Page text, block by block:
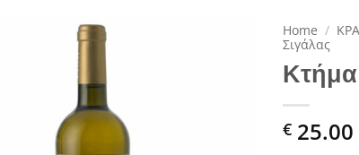
Home /
Σιγάλας
Κτήμα
€ 25.00